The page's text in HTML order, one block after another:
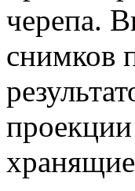
черепа.
снимков